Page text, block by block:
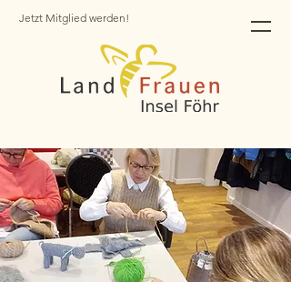
Jetzt Mitglied werden!